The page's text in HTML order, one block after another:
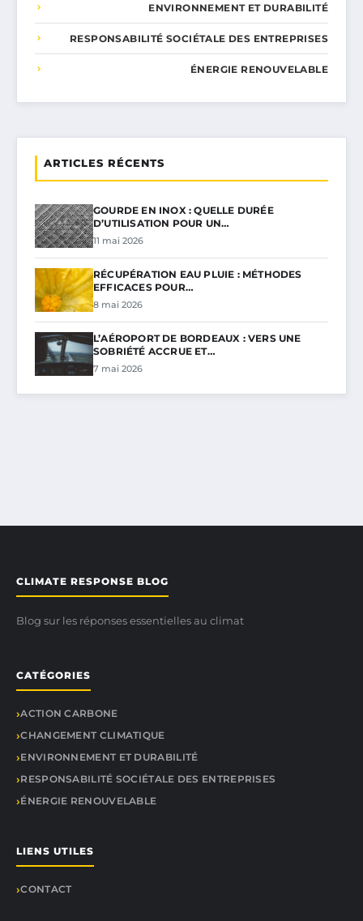
ENVIRONNEMENT ET DURABILITÉ
RESPONSABILITÉ SOCIÉTALE DES ENTREPRISES
ÉNERGIE RENOUVELABLE
ARTICLES RÉCENTS
GOURDE EN INOX : QUELLE DURÉE
D’UTILISATION POUR UN…
11 mai 2026
RÉCUPÉRATION EAU PLUIE : MÉTHODES
EFFICACES POUR…
8 mai 2026
L’AÉROPORT DE BORDEAUX : VERS UNE
SOBRIÉTÉ ACCRUE ET…
7 mai 2026
CLIMATE RESPONSE BLOG
Blog sur les réponses essentielles au climat
CATÉGORIES
ACTION CARBONE
CHANGEMENT CLIMATIQUE
ENVIRONNEMENT ET DURABILITÉ
RESPONSABILITÉ SOCIÉTALE DES ENTREPRISES
ÉNERGIE RENOUVELABLE
LIENS UTILES
CONTACT